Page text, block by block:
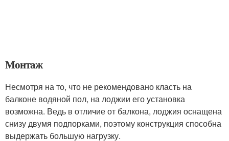
Монтаж
Несмотря на то, что не рекомендовано класть на
балконе водяной пол, на лоджии его установка
возможна. Ведь в отличие от балкона, лоджия оснащена
снизу двумя подпорками, поэтому конструкция способна
выдержать большую нагрузку.